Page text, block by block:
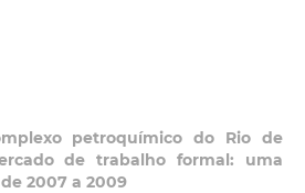
petroquímico do Rio de
de trabalho formal: uma
2007 a 2009